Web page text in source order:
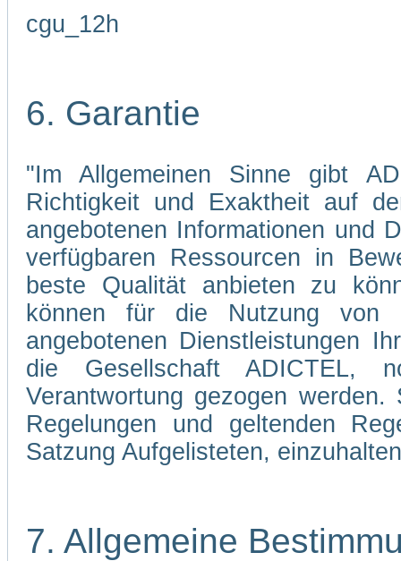
cgu_12h
6. Garantie
"Im Allgemeinen Sinne gibt
Richtigkeit und Exaktheit auf
angebotenen Informationen und
verfügbaren Ressourcen in
beste Qualität anbieten zu
können für die Nutzung von
angebotenen Dienstleistungen
die Gesellschaft ADICTEL,
Verantwortung gezogen
Regelungen und geltenden
Satzung Aufgelisteten,
7. Allgemeine